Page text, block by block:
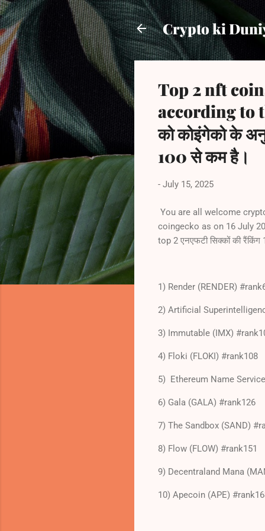
Crypto ki
Top 2 nft
according to
को कोइंगेको के
100 से कम है।
- July 15, 2025
You are all welcome
coingecko as on 16 July
top 2 एनएफटी सिक्कों की
1) Render (RENDER)
2) Artificial
3) Immutable (IMX)
4) Floki (FLOKI) #rank108
5) Ethereum Name
6) Gala (GALA) #rank126
7) The Sandbox (SAND)
8) Flow (FLOW) #rank151
9) Decentraland Mana
10) Apecoin (APE)